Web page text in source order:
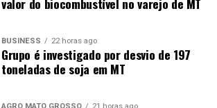
BUSINESS 22 horas ago
Grupo é investigado por desvio de 197
toneladas de soja em MT
AGRO MATO GROSSO 21 horas ago